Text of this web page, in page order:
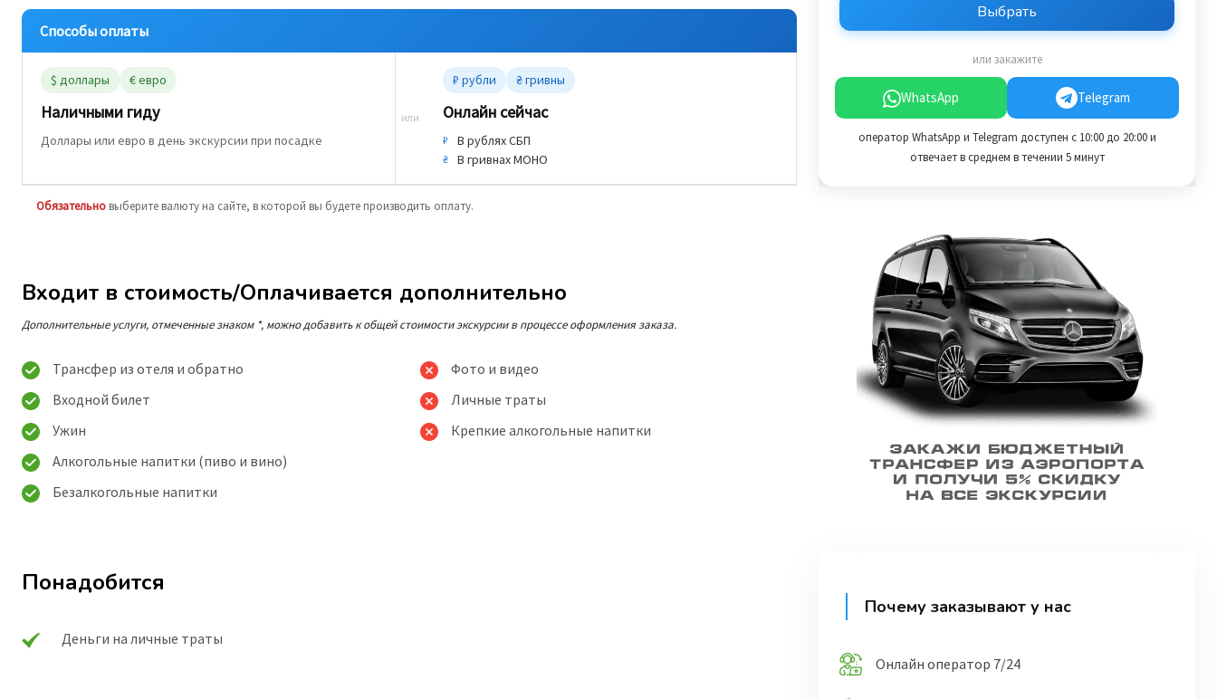
Способы оплаты
$ доллары € евро
Наличными гиду
Доллары или евро в день экскурсии при посадке
или
₽ рубли ₴ гривны
Онлайн сейчас
₽ В рублях СБП
₴ В гривнах МОНО
Обязательно выберите валюту на сайте, в которой вы будете производить оплату.
Входит в стоимость/Оплачивается дополнительно
Дополнительные услуги, отмеченные знаком *, можно добавить к общей стоимости экскурсии в процессе оформления заказа.
Трансфер из отеля и обратно
Входной билет
Ужин
Алкогольные напитки (пиво и вино)
Безалкогольные напитки
Фото и видео
Личные траты
Крепкие алкогольные напитки
Понадобится
Деньги на личные траты
Выбрать
или закажите
WhatsApp Telegram
оператор WhatsApp и Telegram доступен с 10:00 до 20:00 и
отвечает в среднем в течении 5 минут
Почему заказывают у нас
Онлайн оператор 7/24